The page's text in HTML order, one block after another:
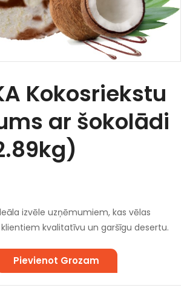
Kokosriekstu
ar šokolādi
izvēle uzņēmumiem, kas vēlas
kvalitatīvu un garšīgu desertu.
Pievienot Grozam